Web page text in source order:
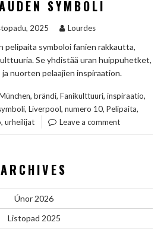
SYMBOLI
2025 Lourdes
pelipaita symboloi fanien rakkautta,
Se yhdistää uran huippuhetket,
nuorten pelaajien inspiraation.
, brändi, Fanikulttuuri, inspiraatio,
, Liverpool, numero 10, Pelipaita,
, urheilijat Leave a comment
ARCHIVES
Únor 2026
Listopad 2025